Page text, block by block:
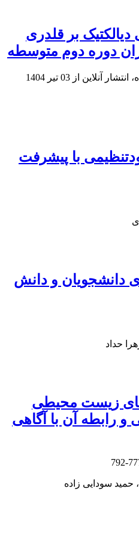
دیالکتیک بر قلدری
دوره دوم متوسطه
انتشار آنلاین از 03 تیر 1404
با پیشرفت
دانشجویان و دانش
حداد
های زیست محیطی
و رابطه آن با آگاهی
777-
حمید سودایی زاده